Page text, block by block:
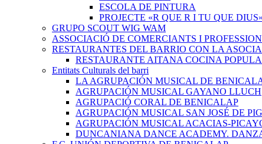
ESCOLA DE PINTURA
PROJECTE «R QUE R I TU QUE
GRUPO SCOUT WIG WAM
ASSOCIACIÓ DE COMERCIANTS I
RESTAURANTES DEL BARRIO CON LA
RESTAURANTE AITANA COCINA
Entitats Culturals del barri
LA AGRUPACIÓN MUSICAL DE
AGRUPACIÓN MUSICAL GAYANO LLUCH
AGRUPACIÓ CORAL DE BENICALAP
AGRUPACIÓN MUSICAL SAN JOSÉ DE
AGRUPACIÓN MUSICAL ACACIAS-
DUNCANIANA DANCE ACADEMY.